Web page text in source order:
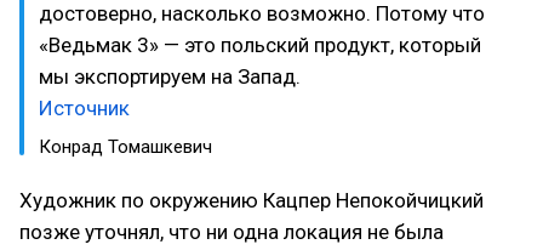
достоверно, насколько возможно. Потому что
«Ведьмак 3» — это польский продукт, который
мы экспортируем на Запад.
Источник
Конрад Томашкевич
Художник по окружению Кацпер Непокойчицкий
позже уточнял, что ни одна локация не была